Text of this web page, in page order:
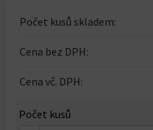
Počet kusů skladem:
Cena bez DPH:
Cena vč. DPH:
Počet kusů